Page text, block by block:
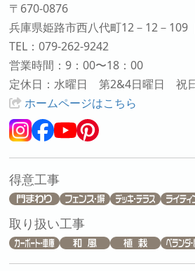
〒670-0876
兵庫県姫路市西八代町12－12－109
TEL：079-262-9242
営業時間：9：00〜18：00
定休日：水曜日 第2&4日曜日 祝
ホームページはこちら
得意工事
取り扱い工事